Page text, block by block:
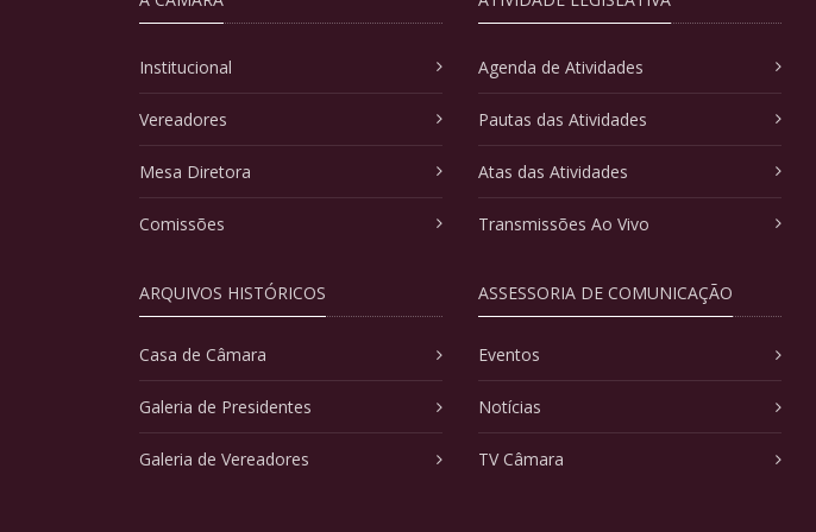
Institucional
Vereadores
Mesa Diretora
Comissões
ARQUIVOS HISTÓRICOS
Casa de Câmara
Galeria de Presidentes
Galeria de Vereadores
Agenda de Atividades
Pautas das Atividades
Atas das Atividades
Transmissões Ao Vivo
ASSESSORIA DE COMUNICAÇÃO
Eventos
Notícias
TV Câmara